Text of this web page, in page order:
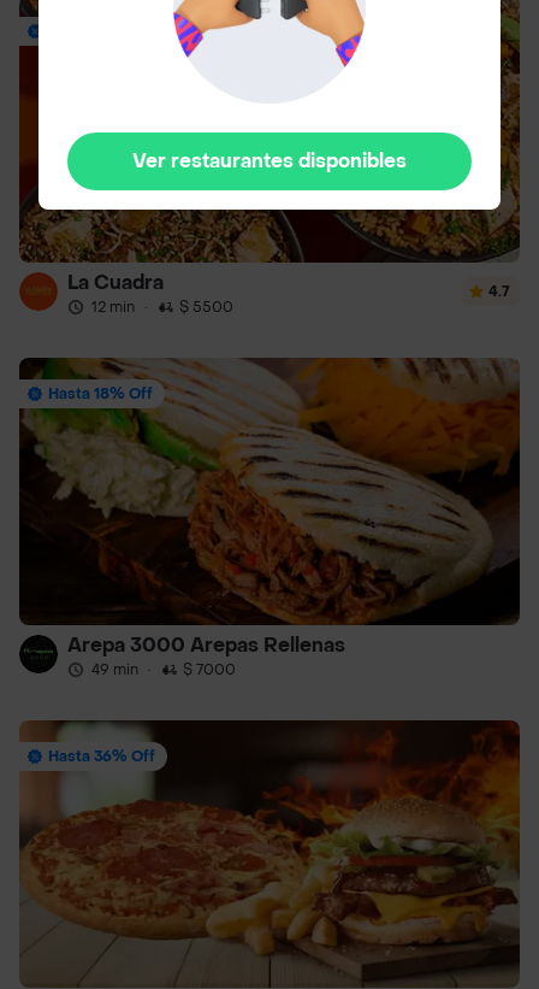
La Cuadra
12 min · $ 5500
4.7
Hasta 18% Off
Arepa 3000 Arepas Rellenas
49 min · $ 7000
Hasta 36% Off
Ver restaurantes disponibles